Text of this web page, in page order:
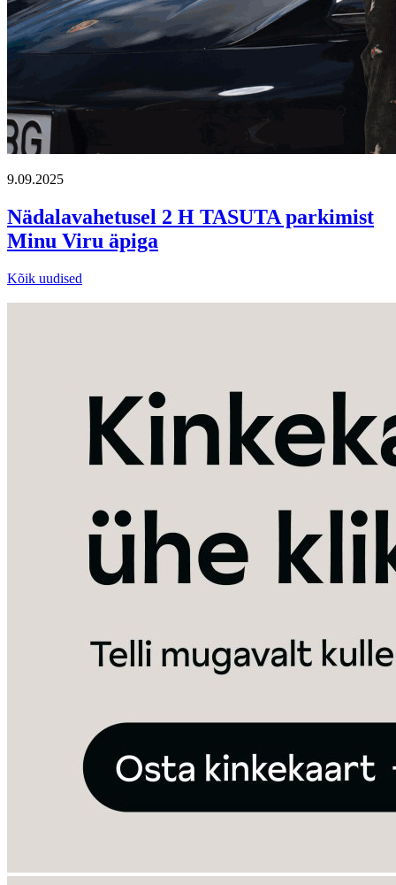
9.09.2025
Nädalavahetusel 2 H TASUTA parkimist
Minu Viru äpiga
Kõik uudised